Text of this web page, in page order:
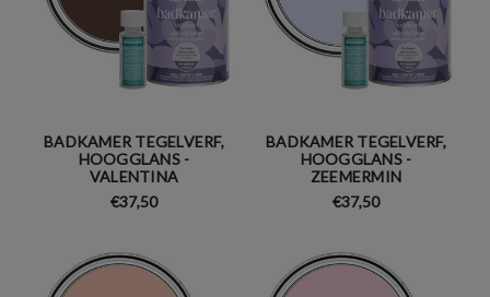
BADKAMER TEGELVERF,
HOOGGLANS -
VALENTINA
€37,50
BADKAMER TEGELVERF,
HOOGGLANS -
ZEEMERMIN
€37,50